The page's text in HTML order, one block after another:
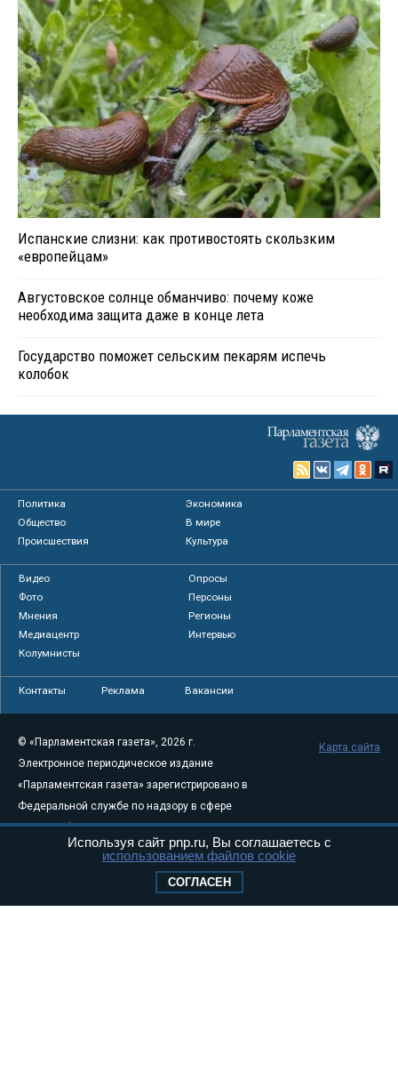
Испанские слизни: как противостоять скользким
«европейцам»
Августовское солнце обманчиво: почему коже
необходима защита даже в конце лета
Государство поможет сельским пекарям испечь
колобок
Политика
Экономика
Общество
В мире
Происшествия
Культура
Видео
Опросы
Фото
Персоны
Мнения
Регионы
Медиацентр
Интервью
Колумнисты
Контакты Реклама Вакансии
© «Парламентская газета», 2026 г.
Электронное периодическое издание
«Парламентская газета» зарегистрировано в
Федеральной службе по надзору в сфере
связи, информационных технологий и
массовых коммуникаций (Роскомнадзор) 05
Свидетельство о регистрации Эл № ФС77-
Карта сайта
Используя сайт pnp.ru, Вы соглашаетесь с
использованием файлов cookie
СОГЛАСЕН